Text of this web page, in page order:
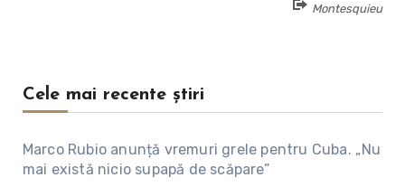
Montesquieu
Cele mai recente știri
Marco Rubio anunță vremuri grele pentru Cuba. „Nu
mai există nicio supapă de scăpare”